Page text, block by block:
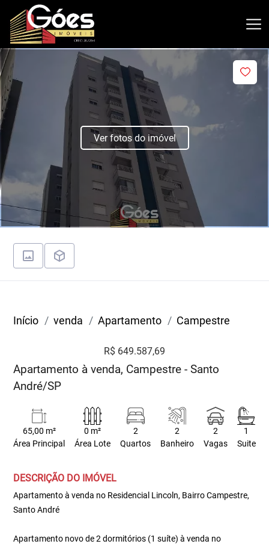
Ver fotos do imóvel
Início venda Apartamento Campestre
R$ 649.587,69
Apartamento à venda, Campestre - Santo
André/SP
65,00 m²
Área Principal
0 m²
Área Lote
2
Quartos
2
Banheiro
2
Vagas
1
Suite
DESCRIÇÃO DO IMÓVEL
Apartamento à venda no Residencial Lincoln, Bairro Campestre,
Santo André
Apartamento novo de 2 dormitórios (1 suíte) à venda no